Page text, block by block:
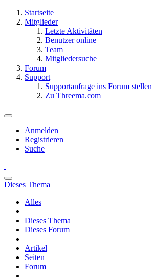
Startseite
Mitglieder
Letzte Aktivitäten
Benutzer online
Team
Mitgliedersuche
Forum
Support
Supportanfrage ins Forum stellen
Zu Threema.com
Anmelden
Registrieren
Suche
Dieses Thema
Alles
Dieses Thema
Dieses Forum
Artikel
Seiten
Forum